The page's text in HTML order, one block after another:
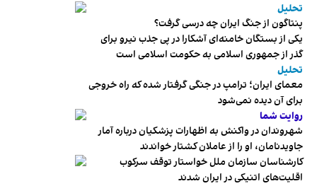
تحلیل
پنتاگون از جنگ ایران چه درسی گرفت؟
یکی از بستگان خامنه‌ای آشکارا در پی جذب نیرو برای
گذر از جمهوری اسلامی به حکومت اسلامی است
تحلیل
معمای ایران؛ ترامپ در جنگی گرفتار شده که راه خروجی
برای آن دیده نمی‌شود
روایت شما
شهروندان در واکنش به اظهارات پزشکیان درباره آمار
جاویدنامان، او را از عاملان کشتار خواندند
کارشناسان سازمان ملل خواستار توقف سرکوب
اقلیت‌های اتنیکی در ایران شدند